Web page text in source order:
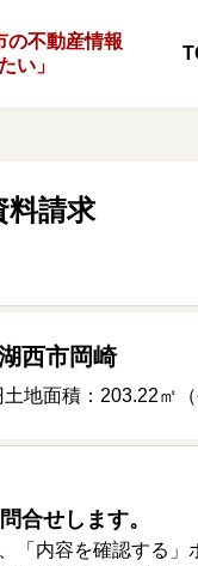
の不動産情報
い」
料請求
西市岡崎
土地面積：203.22㎡（
合せします。
「内容を確認する」